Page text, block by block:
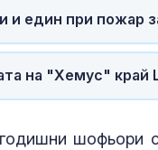
и един при пожар
на "Хемус"
вече
на